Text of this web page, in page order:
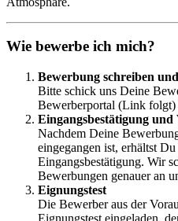
Wie bewerbe ich mich?
Bewerbung schreiben
Bitte schick uns Deine
Bewerberportal (Link folgt)
Eingangsbestätigung und
Nachdem Deine
eingegangen ist, erhältst
Eingangsbestätigung. Wir
Bewerbungen genauer an
Eignungstest
Die Bewerber aus der
Eignungstest eingeladen,